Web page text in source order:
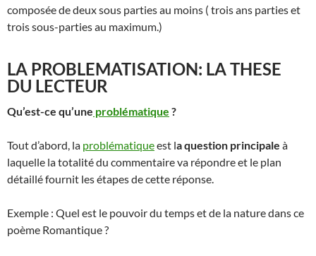
composée de deux sous parties au moins ( trois ans parties et
trois sous-parties au maximum.)
LA PROBLEMATISATION: LA THESE
DU LECTEUR
Qu’est-ce qu’une problématique ?
Tout d’abord, la problématiqueest la question principale à
laquelle la totalité du commentaire va répondre et le plan
détaillé fournit les étapes de cette réponse.
Exemple : Quel est le pouvoir du temps et de la nature dans ce
poème Romantique ?